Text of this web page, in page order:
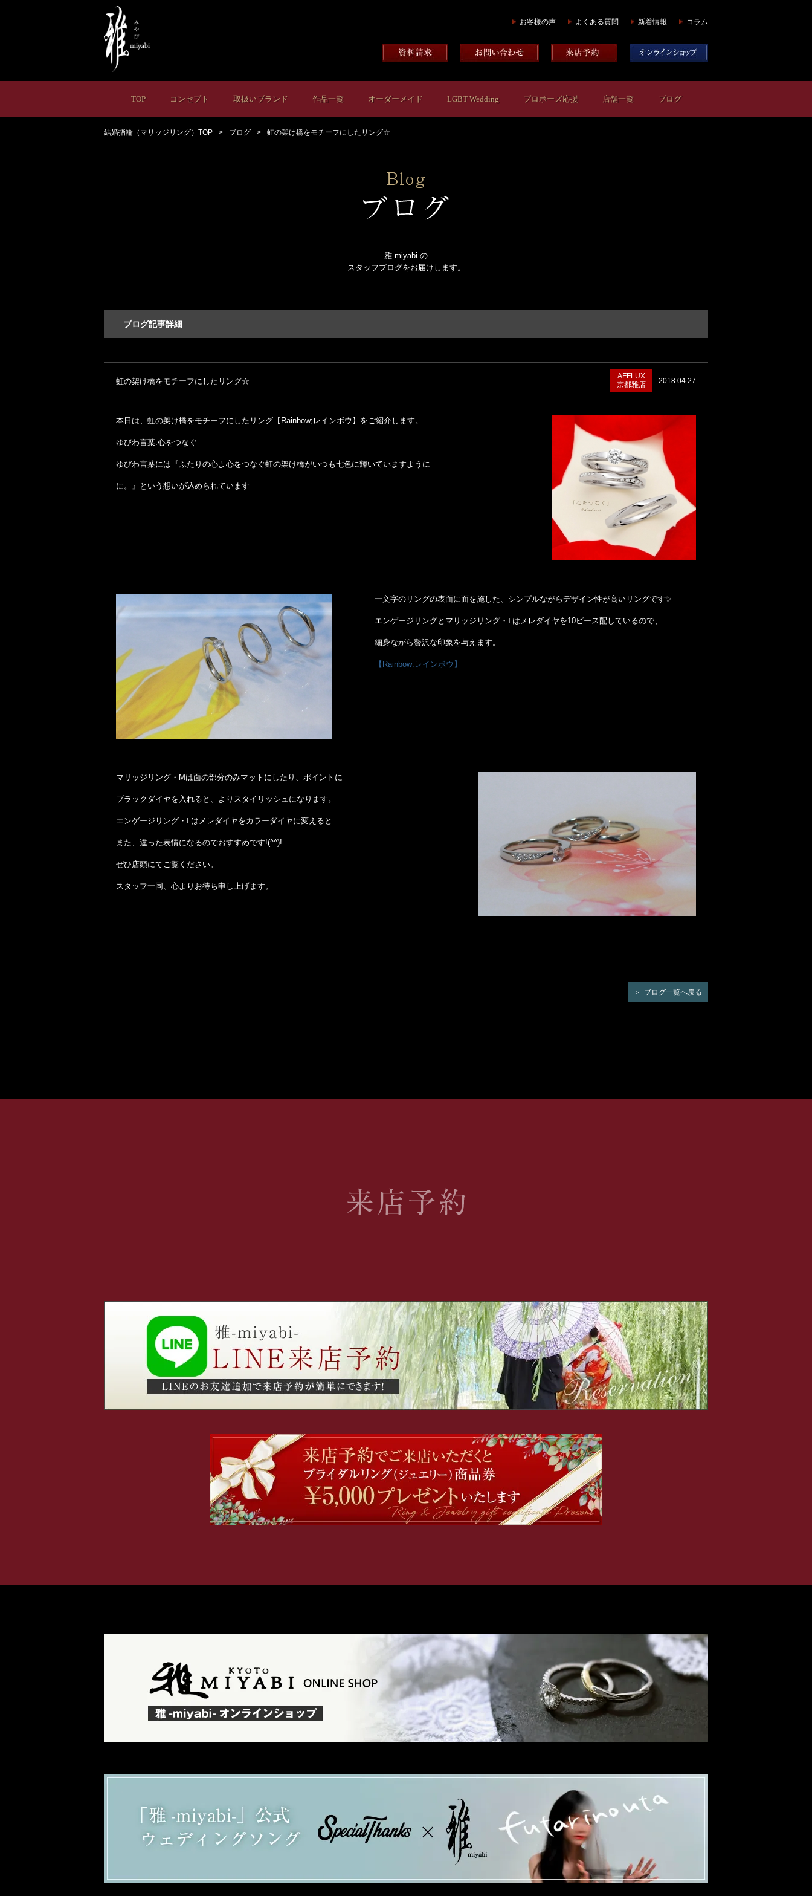
お客様の声 よくある質問 新着情報 コラム
TOP コンセプト 取扱いブランド 作品一覧 オーダーメイド LGBT Wedding プロポーズ応援 店舗一覧 ブログ
結婚指輪（マリッジリング）TOP ブログ 虹の架け橋をモチーフにしたリング☆
雅-miyabi-の
スタッフブログをお届けします。
ブログ記事詳細
虹の架け橋をモチーフにしたリング☆ 2018.04.27
AFFLUX
京都雅店
本日は、虹の架け橋をモチーフにしたリング【Rainbow;レインボウ】をご紹介します。
ゆびわ言葉:心をつなぐ
ゆびわ言葉には『ふたりの心よ心をつなぐ虹の架け橋がいつも七色に輝いていますように
に。』という想いが込められています
一文字のリングの表面に面を施した、シンプルながらデザイン性が高いリングです✨
エンゲージリングとマリッジリング・Ⅼはメレダイヤを10ピース配しているので、
細身ながら贅沢な印象を与えます。
【Rainbow:レインボウ】
マリッジリング・Mは面の部分のみマットにしたり、ポイントに
ブラックダイヤを入れると、よりスタイリッシュになります。
エンゲージリング・Ⅼはメレダイヤをカラーダイヤに変えると
また、違った表情になるのでおすすめです!(^^)!
ぜひ店頭にてご覧ください。
スタッフ一同、心よりお待ち申し上げます。
ブログ一覧へ戻る